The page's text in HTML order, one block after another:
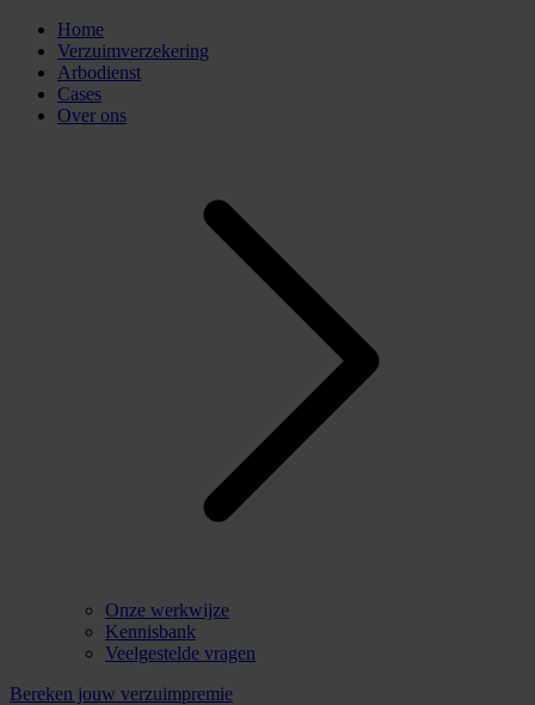
Home
Verzuimverzekering
Arbodienst
Cases
Over ons
Onze werkwijze
Kennisbank
Veelgestelde vragen
Bereken jouw verzuimpremie